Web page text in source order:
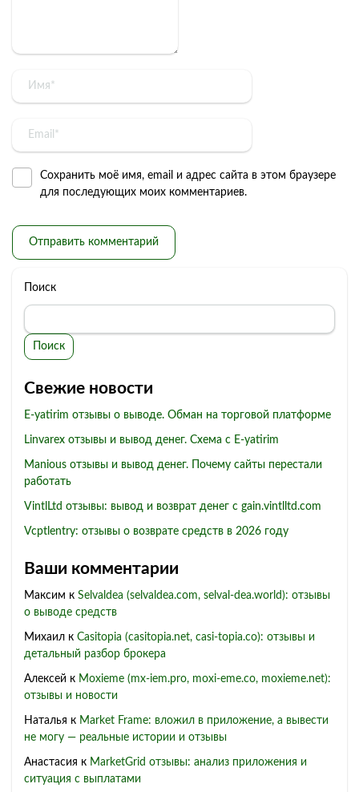
Сохранить моё имя, email и адрес сайта в этом браузере
для последующих моих комментариев.
Поиск
Поиск
Свежие новости
E-yatirim отзывы о выводе. Обман на торговой платформе
Linvarex отзывы и вывод денег. Схема с E-yatirim
Manious отзывы и вывод денег. Почему сайты перестали
работать
VintlLtd отзывы: вывод и возврат денег с gain.vintlltd.com
Vcptlentry: отзывы о возврате средств в 2026 году
Ваши комментарии
Максим к Selvaldea (selvaldea.com, selval-dea.world): отзывы
о выводе средств
Михаил к Casitopia (casitopia.net, casi-topia.co): отзывы и
детальный разбор брокера
Алексей к Moxieme (mx-iem.pro, moxi-eme.co, moxieme.net):
отзывы и новости
Наталья к Market Frame: вложил в приложение, а вывести
не могу — реальные истории и отзывы
Анастасия к MarketGrid отзывы: анализ приложения и
ситуация с выплатами